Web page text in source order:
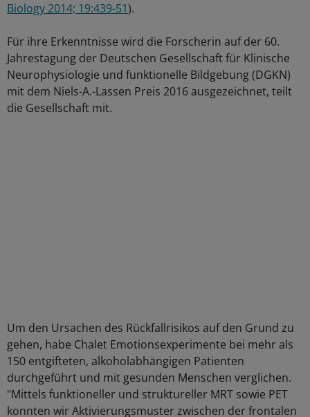
Biology 2014; 19:439-51).
Für ihre Erkenntnisse wird die Forscherin auf der 60.
Jahrestagung der Deutschen Gesellschaft für Klinische
Neurophysiologie und funktionelle Bildgebung (DGKN)
mit dem Niels-A.-Lassen Preis 2016 ausgezeichnet, teilt
die Gesellschaft mit.
Um den Ursachen des Rückfallrisikos auf den Grund zu
gehen, habe Chalet Emotionsexperimente bei mehr als
150 entgifteten, alkoholabhängigen Patienten
durchgeführt und mit gesunden Menschen verglichen.
"Mittels funktioneller und struktureller MRT sowie PET
konnten wir Aktivierungsmuster zwischen der frontalen